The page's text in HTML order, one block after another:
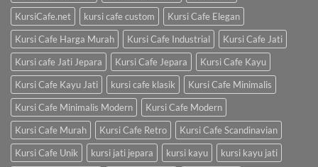
KursiCafe.net
kursi cafe custom
Kursi Cafe Elegan
Kursi Cafe Harga Murah
Kursi Cafe Industrial
Kursi Cafe Jati
Kursi cafe Jati Jepara
Kursi Cafe Jepara
Kursi Cafe Kayu
Kursi Cafe Kayu Jati
kursi cafe klasik
Kursi Cafe Minimalis
Kursi Cafe Minimalis Modern
Kursi Cafe Modern
Kursi Cafe Murah
Kursi Cafe Retro
Kursi Cafe Scandinavian
Kursi Cafe Unik
kursi jati jepara kursi kayu
kursi kayu jati